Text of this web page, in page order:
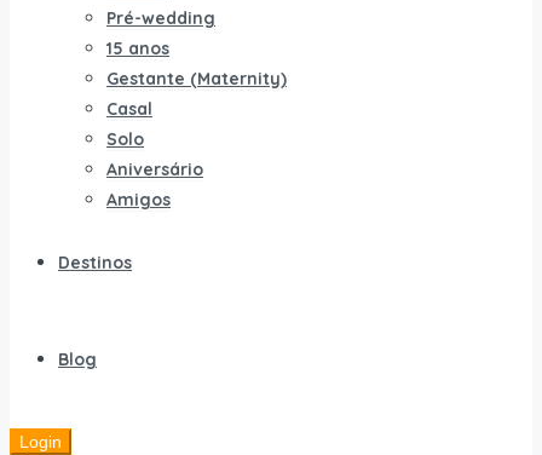
Pré-wedding
15 anos
Gestante (Maternity)
Casal
Solo
Aniversário
Amigos
Destinos
Blog
Login